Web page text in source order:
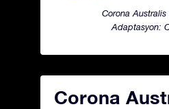
Corona Australis
Adaptasyon:
Corona